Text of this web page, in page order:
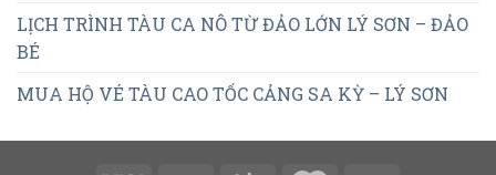
LỊCH TRÌNH TÀU CA NÔ TỪ ĐẢO LỚN LÝ SƠN – ĐẢO
BÉ
MUA HỘ VÉ TÀU CAO TỐC CẢNG SA KỲ – LÝ SƠN